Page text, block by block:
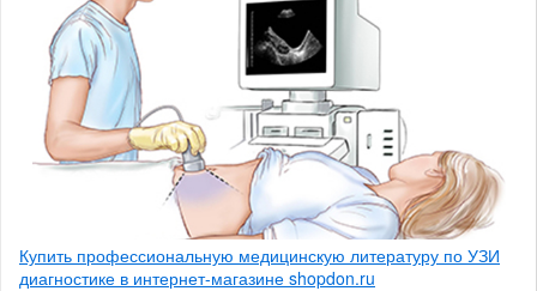
Купить профессиональную медицинскую литературу по УЗИ
диагностике в интернет-магазине shopdon.ru